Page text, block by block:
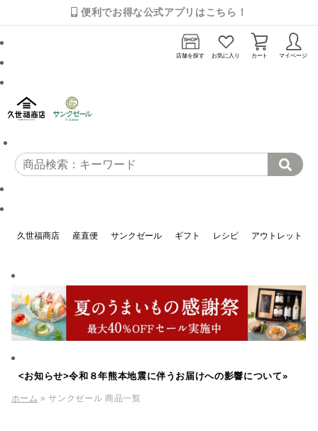
便利でお得な公式アプリはこちら！
店舗を探す お気に入り カート マイページ
久世福商店 産直便 サンクゼール ギフト レシピ アウトレット
<お知らせ>令和８年熊本地震に伴うお届けへの影響について»
ホーム » サンクゼール 商品一覧